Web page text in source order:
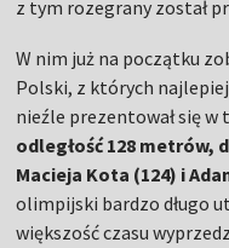
z tym rozegrany został
W nim już na początku
Polski, z których
nieźle prezentował się
odległość 128 metrów,
Macieja Kota (124) i
olimpijski bardzo długo
większość czasu